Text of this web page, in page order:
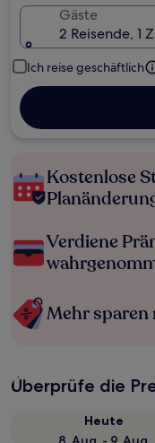
Gäste
2 Reisende, 1
Ich reise geschäftlich
Kostenlose
Verdiene
Mehr
Überprüfe die
Heute